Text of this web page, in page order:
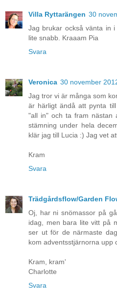
Villa Ryttarängen 30
Jag brukar också vänta in
lite snabb. Kraaam Pia
Svara
Veronica 30 november
Jag tror vi är många som
är härligt ändå att pynta
"all in" och ta fram nästan
stämning under hela
klär jag till Lucia :) Jag vet
Kram
Svara
Trädgårdsflow/Garden
Oj, har ni snömassor på
idag, men bara lite vitt på
ser ut för de närmaste
kom adventsstjärnorna upp
Kram, kram'
Charlotte
Svara